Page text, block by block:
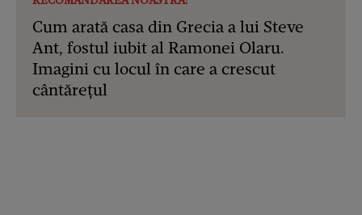
Cum arată casa din Grecia a lui Steve
Ant, fostul iubit al Ramonei Olaru.
Imagini cu locul în care a crescut
cântărețul